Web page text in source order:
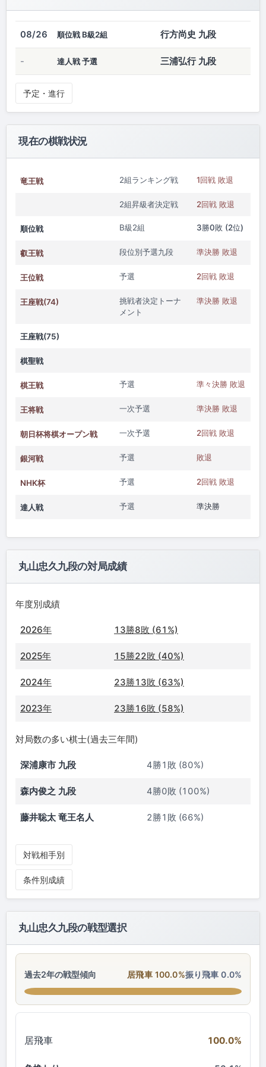
08/26 順位戦 B級2組 行方尚史 九段
- 達人戦 予選 三浦弘行 九段
予定・進行
現在の棋戦状況
竜王戦 2組ランキング戦 1回戦 敗退
2組昇級者決定戦 2回戦 敗退
順位戦 B級2組 3勝0敗 (2位)
叡王戦 段位別予選九段 準決勝 敗退
王位戦 予選 2回戦 敗退
王座戦(74)
挑戦者決定トーナ
メント
準決勝 敗退
王座戦(75)
棋聖戦
棋王戦 予選 準々決勝 敗退
王将戦 一次予選 準決勝 敗退
朝日杯将棋オープン戦 一次予選 2回戦 敗退
銀河戦 予選 敗退
NHK杯 予選 2回戦 敗退
達人戦 予選 準決勝
丸山忠久九段の対局成績
年度別成績
2026年 13勝8敗 (61%)
2025年 15勝22敗 (40%)
2024年 23勝13敗 (63%)
2023年 23勝16敗 (58%)
対局数の多い棋士(過去三年間)
深浦康市 九段 4勝1敗 (80%)
森内俊之 九段 4勝0敗 (100%)
藤井聡太 竜王名人 2勝1敗 (66%)
対戦相手別
条件別成績
丸山忠久九段の戦型選択
過去2年の戦型傾向 居飛車 100.0%振り飛車 0.0%
居飛車 100.0%